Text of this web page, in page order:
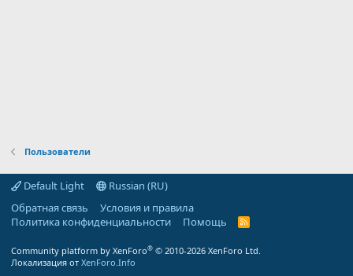
Пользователи
Default Light
Russian (RU)
Обратная связь
Условия и правила
Политика конфиденциальности
Помощь
R
Community platform by XenForo® © 2010-2026 XenForo Ltd.
Локализация от XenForo.Info